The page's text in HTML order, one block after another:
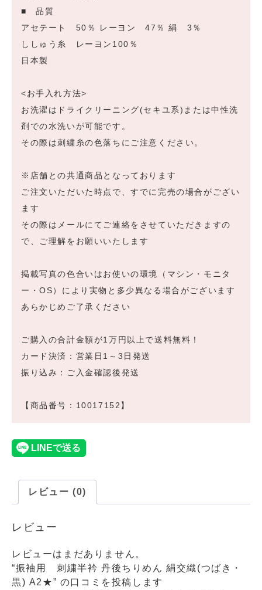
■ 品質
アセテート 50％ レーヨン 47％ 絹 3％
ししゅう糸 レーヨン100％
日本製
<お手入れ方法>
お洗濯はドライクリーニング(セキユ系)または中性洗
剤での水洗いが可能です。
その際は刺繍糸の色落ちにご注意ください。
※店舗との共通商品となっております
ご注文いただいた時点で、すでに完売の場合がござい
ます
その際はメールにてご連絡をさせていただきますの
で、ご理解をお願いいたします
掲載写真の色合いはお使いの環境（マシン・モニタ
ー・OS）により実物と多少異なる場合がございます
あらかじめご了承ください
ご購入の合計金額が1万円以上で送料無料！
カード決済：営業日1～3日発送
振り込み：ご入金確認後発送
【商品番号：10017152】
レビュー (0)
レビュー
レビューはまだありません。
“振袖用 刺繍半衿 丹後ちりめん 絹交織(つばき・
黒) A2★” の口コミを投稿します